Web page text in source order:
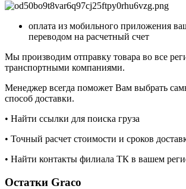
оплата из мобильного приложения
переводом на расчетный счет
Мы производим отправку товара во все
транспортными компаниями.
Менеджер всегда поможет Вам выбрать
способ доставки.
• Найти ссылки для поиска груза
• Точный расчет стоимости и сроков
• Найти контакты филиала ТК в вашем
Остатки Graco